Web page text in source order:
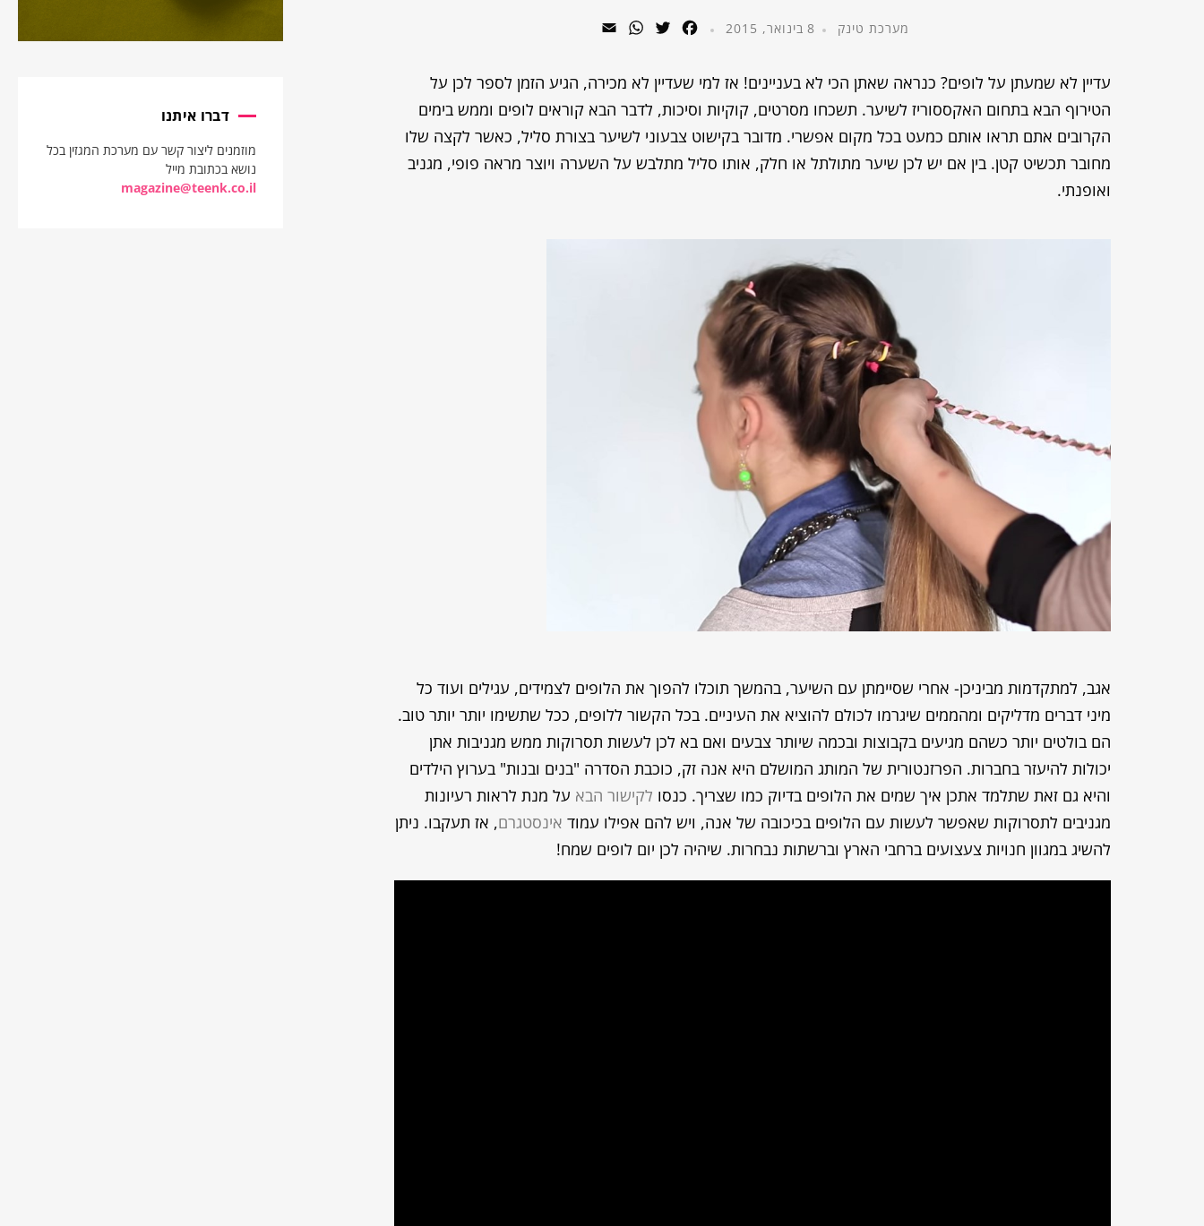
מערכת טינק 8 בינואר, 2015 Facebook
Twitter
WhatsApp
עדיין לא שמעתן על לופים? כנראה שאתן הכי לא בעניינים! אז למי שעדיין לא מכירה, הגיע הזמן לספר לכן על
הטירוף הבא בתחום האקססוריז לשיער. תשכחו מסרטים, קוקיות וסיכות, לדבר הבא קוראים לופים וממש בימים
הקרובים אתם תראו אותם כמעט בכל מקום אפשרי. מדובר בקישוט צבעוני לשיער בצורת סליל, כאשר לקצה שלו
מחובר תכשיט קטן. בין אם יש לכן שיער מתולתל או חלק, אותו סליל מתלבש על השערה ויוצר מראה פופי, מגניב
ואופנתי.
אגב, למתקדמות מביניכן- אחרי שסיימתן עם השיער, בהמשך תוכלו להפוך את הלופים לצמידים, עגילים ועוד כל
מיני דברים מדליקים ומהממים שיגרמו לכולם להוציא את העיניים. בכל הקשור ללופים, ככל שתשימו יותר יותר טוב.
הם בולטים יותר כשהם מגיעים בקבוצות ובכמה שיותר צבעים ואם בא לכן לעשות תסרוקות ממש מגניבות אתן
יכולות להיעזר בחברות. הפרזנטורית של המותג המושלם היא אנה זק, כוכבת הסדרה "בנים ובנות" בערוץ הילדים
והיא גם זאת שתלמד אתכן איך שמים את הלופים בדיוק כמו שצריך. כנסו לקישור הבא על מנת לראות רעיונות
מגניבים לתסרוקות שאפשר לעשות עם הלופים בכיכובה של אנה, ויש להם אפילו עמוד אינסטגרם, אז תעקבו. ניתן
להשיג במגוון חנויות צעצועים ברחבי הארץ וברשתות נבחרות. שיהיה לכן יום לופים שמח!
דברו איתנו
מוזמנים ליצור קשר עם מערכת המגזין בכל
נושא בכתובת מייל
magazine@teenk.co.il